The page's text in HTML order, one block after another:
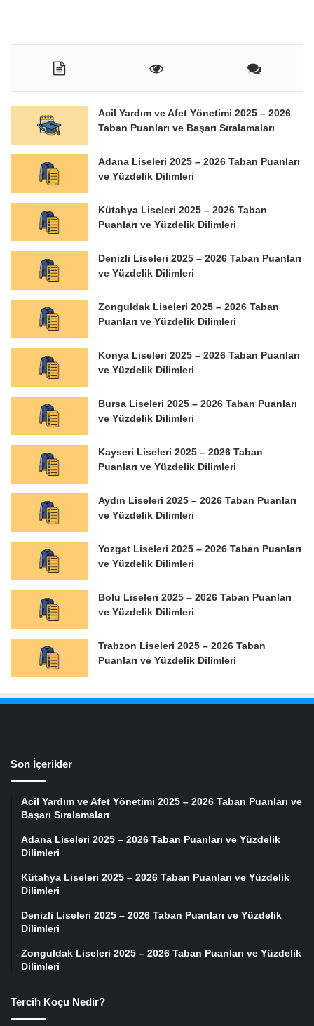
Acil Yardım ve Afet Yönetimi 2025 – 2026
Taban Puanları ve Başarı Sıralamaları
Adana Liseleri 2025 – 2026 Taban Puanları
ve Yüzdelik Dilimleri
Kütahya Liseleri 2025 – 2026 Taban
Puanları ve Yüzdelik Dilimleri
Denizli Liseleri 2025 – 2026 Taban Puanları
ve Yüzdelik Dilimleri
Zonguldak Liseleri 2025 – 2026 Taban
Puanları ve Yüzdelik Dilimleri
Konya Liseleri 2025 – 2026 Taban Puanları
ve Yüzdelik Dilimleri
Bursa Liseleri 2025 – 2026 Taban Puanları
ve Yüzdelik Dilimleri
Kayseri Liseleri 2025 – 2026 Taban
Puanları ve Yüzdelik Dilimleri
Aydın Liseleri 2025 – 2026 Taban Puanları
ve Yüzdelik Dilimleri
Yozgat Liseleri 2025 – 2026 Taban Puanları
ve Yüzdelik Dilimleri
Bolu Liseleri 2025 – 2026 Taban Puanları
ve Yüzdelik Dilimleri
Trabzon Liseleri 2025 – 2026 Taban
Puanları ve Yüzdelik Dilimleri
Son İçerikler
Acil Yardım ve Afet Yönetimi 2025 – 2026 Taban Puanları ve
Başarı Sıralamaları
Adana Liseleri 2025 – 2026 Taban Puanları ve Yüzdelik
Dilimleri
Kütahya Liseleri 2025 – 2026 Taban Puanları ve Yüzdelik
Dilimleri
Denizli Liseleri 2025 – 2026 Taban Puanları ve Yüzdelik
Dilimleri
Zonguldak Liseleri 2025 – 2026 Taban Puanları ve Yüzdelik
Dilimleri
Tercih Koçu Nedir?